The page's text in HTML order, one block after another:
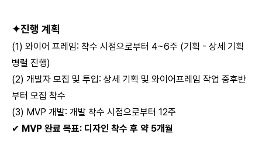
✦진행 계획
(1) 와이어 프레임: 착수 시점으로부터 4~6주 (기획 - 상세 기획
병렬 진행)
(2) 개발자 모집 및 투입: 상세 기획 및 와이어프레임 작업 중후반
부터 모집 착수
(3) MVP 개발: 개발 착수 시점으로부터 12주
✔ MVP 완료 목표: 디자인 착수 후 약 5개월